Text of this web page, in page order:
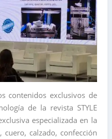
contenidos exclusivos de
de la revista STYLE
especializada en la
calzado, confección